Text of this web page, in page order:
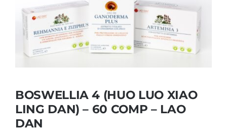
Cromoterapia
Fisioterapia
y masaje
Terapias
BOSWELLIA 4 (HUO LUO XIAO
LING DAN) – 60 COMP – LAO
DAN